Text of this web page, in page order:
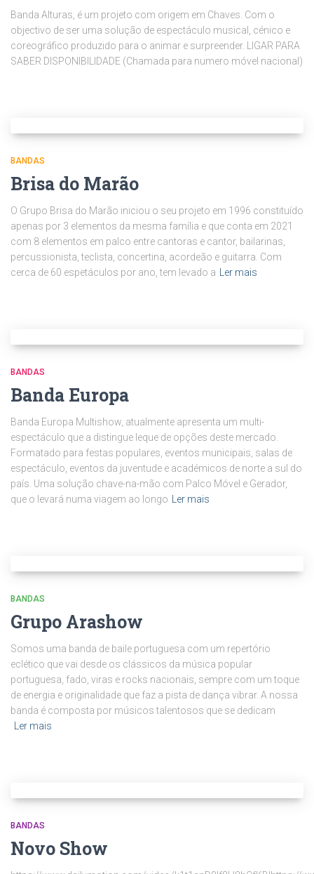
Banda Alturas, é um projeto com origem em Chaves. Com o
objectivo de ser uma solução de espectáculo musical, cénico e
coreográfico produzido para o animar e surpreender. LIGAR PARA
SABER DISPONIBILIDADE (Chamada para numero móvel nacional)
BANDAS
Brisa do Marão
O Grupo Brisa do Marão iniciou o seu projeto em 1996 constituído
apenas por 3 elementos da mesma família e que conta em 2021
com 8 elementos em palco entre cantoras e cantor, bailarinas,
percussionista, teclista, concertina, acordeão e guitarra. Com
cerca de 60 espetáculos por ano, tem levado a
Ler mais
BANDAS
Banda Europa
Banda Europa Multishow, atualmente apresenta um multi-
espectáculo que a distingue leque de opções deste mercado.
Formatado para festas populares, eventos municipais, salas de
espectáculo, eventos da juventude e académicos de norte a sul do
país. Uma solução chave-na-mão com Palco Móvel e Gerador,
que o levará numa viagem ao longo
Ler mais
BANDAS
Grupo Arashow
Somos uma banda de baile portuguesa com um repertório
eclético que vai desde os clássicos da música popular
portuguesa, fado, viras e rocks nacionais, sempre com um toque
de energia e originalidade que faz a pista de dança vibrar. A nossa
banda é composta por músicos talentosos que se dedicam
Ler mais
BANDAS
Novo Show